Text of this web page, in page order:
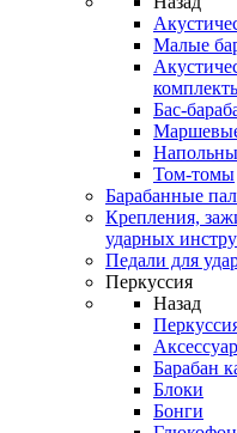
Mалые
Бас-
Том-томы
Барабанные
Крепления,
ударных
Педали для
Перкуссия
Назад
Барабан
Блоки
Бонги